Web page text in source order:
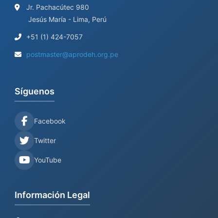
Jr. Pachacútec 980
Jesús María - Lima, Perú
+51 (1) 424-7057
postmaster@aprodeh.org.pe
Síguenos
Facebook
Twitter
YouTube
Información Legal